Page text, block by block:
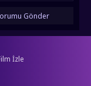
Gönder
İzle